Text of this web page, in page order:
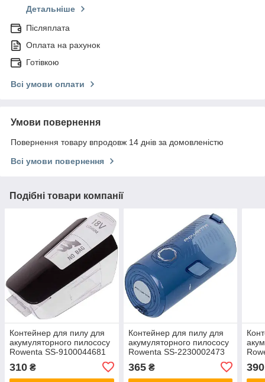
Детальніше
Післяплата
Оплата на рахунок
Готівкою
Всі умови оплати
Умови повернення
Повернення товару впродовж 14 днів за домовленістю
Всі умови повернення
Подібні товари компанії
Контейнер для пилу для
акумуляторного пилососу
Rowenta SS-9100044681
310 ₴
Контейнер для пилу для
акумуляторного пилососу
Rowenta SS-2230002473
365₴ 390